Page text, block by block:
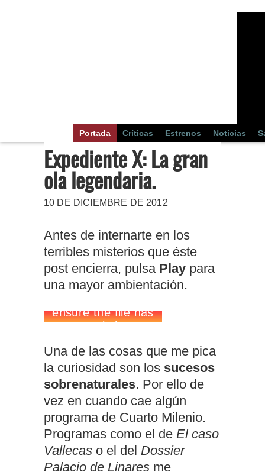
Portada Críticas Estrenos Noticias
Expediente X: La gran
ola legendaria.
10 DE DICIEMBRE DE 2012
Antes de internarte en los
terribles misterios que éste
post encierra, pulsa Play para
una mayor ambientación.
Una de las cosas que me pica
la curiosidad son los sucesos
sobrenaturales. Por ello de
vez en cuando cae algún
programa de Cuarto Milenio.
Programas como el de El caso
Vallecas o el del Dossier
Palacio de Linares me